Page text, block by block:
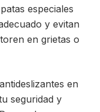
especiales
y evitan
en grietas o
en
seguridad y